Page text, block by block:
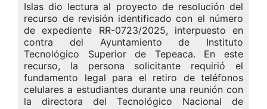
Islas dio lectura al proyecto de resolución del
recurso de revisión identificado con el número
de expediente RR-0723/2025, interpuesto en
contra del Ayuntamiento de Instituto
Tecnológico Superior de Tepeaca. En este
recurso, la persona solicitante requirió el
fundamento legal para el retiro de teléfonos
celulares a estudiantes durante una reunión con
la directora del Tecnológico Nacional de